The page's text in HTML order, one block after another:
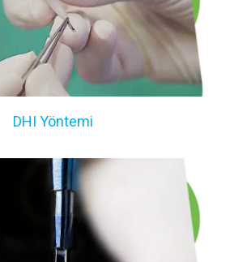
DHI Yöntemi